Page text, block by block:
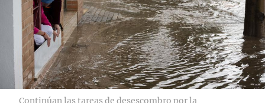
Continúan las tareas de desescombro por la